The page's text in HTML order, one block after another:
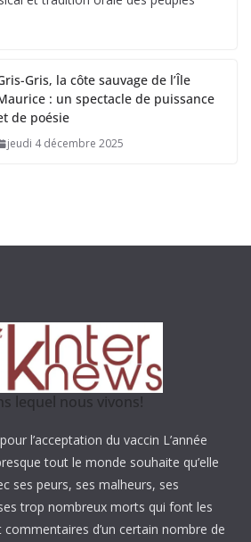
Gris, la côte sauvage de l’Île
: un spectacle de puissance
de poésie
jeudi 4 décembre 2025
lequel nous vivons!
l’acceptation du vaccin L’année
tout le monde souhaite qu’elle
ses peurs, ses malheurs, ses
trop nombreux morts qui font les
d’un certain nombre de